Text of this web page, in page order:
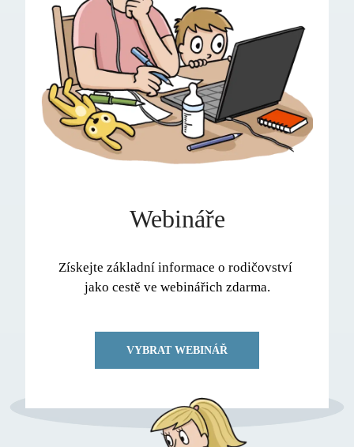
Webináře
Získejte základní informace o rodičovství
jako cestě ve webinářich zdarma.
VYBRAT WEBINÁŘ